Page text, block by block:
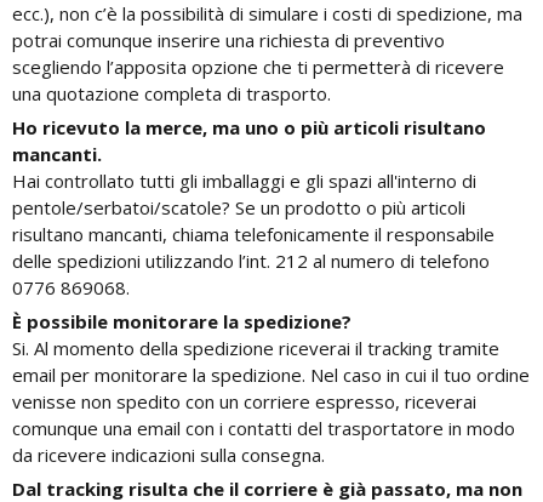
ecc.), non c’è la possibilità di simulare i costi di spedizione, ma
potrai comunque inserire una richiesta di preventivo
scegliendo l’apposita opzione che ti permetterà di ricevere
una quotazione completa di trasporto.
Ho ricevuto la merce, ma uno o più articoli risultano
mancanti.
Hai controllato tutti gli imballaggi e gli spazi all'interno di
pentole/serbatoi/scatole? Se un prodotto o più articoli
risultano mancanti, chiama telefonicamente il responsabile
delle spedizioni utilizzando l’int. 212 al numero di telefono
0776 869068.
È possibile monitorare la spedizione?
Si. Al momento della spedizione riceverai il tracking tramite
email per monitorare la spedizione. Nel caso in cui il tuo ordine
venisse non spedito con un corriere espresso, riceverai
comunque una email con i contatti del trasportatore in modo
da ricevere indicazioni sulla consegna.
Dal tracking risulta che il corriere è già passato, ma non